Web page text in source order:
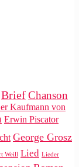
BriefChanson
Kaufmann von
Erwin Piscator
George Grosz
Weill Lied Lieder